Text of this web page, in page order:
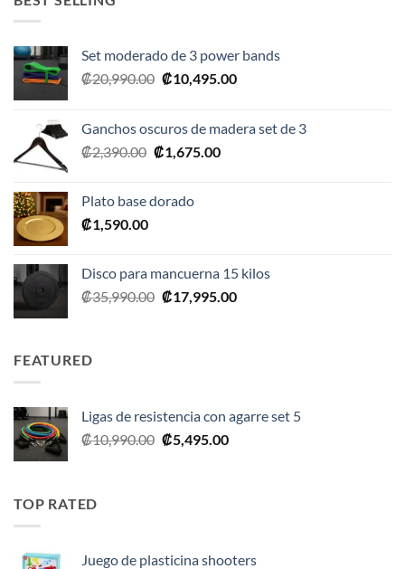
Set moderado de 3 power bands
₡20,990.00 El
era:
₡20,990.00.
₡10,495.00El
es:
Ganchos oscuros de madera set de 3
₡2,390.00 El
era:
₡1,675.00El
Plato base dorado
₡1,590.00
Disco para mancuerna 15 kilos
₡35,990.00 El
₡17,995.00El
FEATURED
Ligas de resistencia con agarre set 5
₡10,990.00 El
₡5,495.00El
TOP RATED
Juego de plasticina shooters